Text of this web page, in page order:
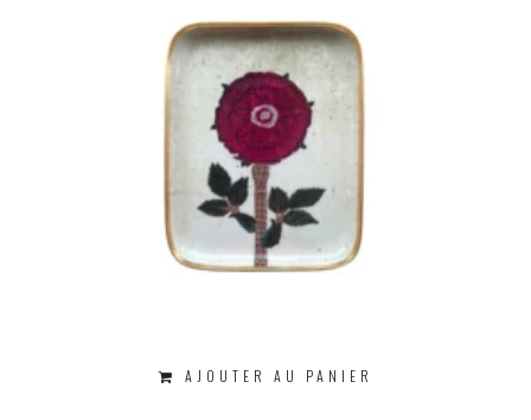
AJOUTER AU PANIER